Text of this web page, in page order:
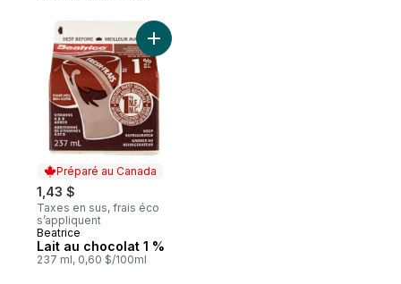
Préparé au Canada
1,43 $
Taxes en sus, frais éco
s’appliquent
Préparé au Canada
Beatrice
Lait au chocolat 1 %
237 ml, 0,60 $/100ml
Ajouter Lait au chocolat 1 % au panier